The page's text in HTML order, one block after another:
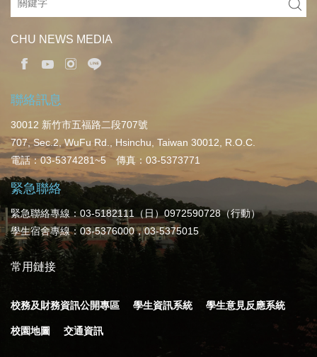
CHU NEWS MEDIA
聯絡訊息
30012 新竹市五福路二段707號
707, Sec.2, WuFu Rd., Hsinchu, Taiwan 30012, R.O.C.
電話：03-5374281~5 傳真：03-5373771
緊急聯絡
緊急聯絡專線：03-5182111（日）0972590728（行動）
學生宿舍專線：03-5376000，03-5375015
常用鏈接
校務及財務資訊公開專區 學生資訊系統 學生意見反應系統
校園地圖 交通資訊